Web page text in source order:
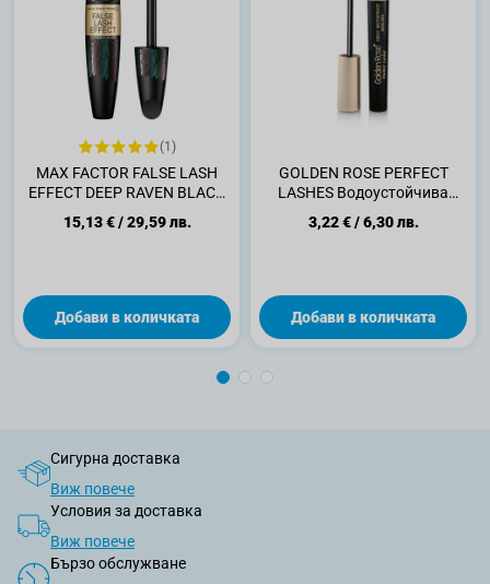
(1)
MAX FACTOR FALSE LASH
EFFECT DEEP RAVEN BLACK
Спирала за мигли, 13 мл
15,13 €/29,59 лв.
Добави в количката
GOLDEN ROSE PERFECT
LASHES Водоустойчива
спирала за мигли
3,22 €/6,30 лв.
Добави в количката
Сигурна доставка
Виж повече
Условия за доставка
Виж повече
Бързо обслужване